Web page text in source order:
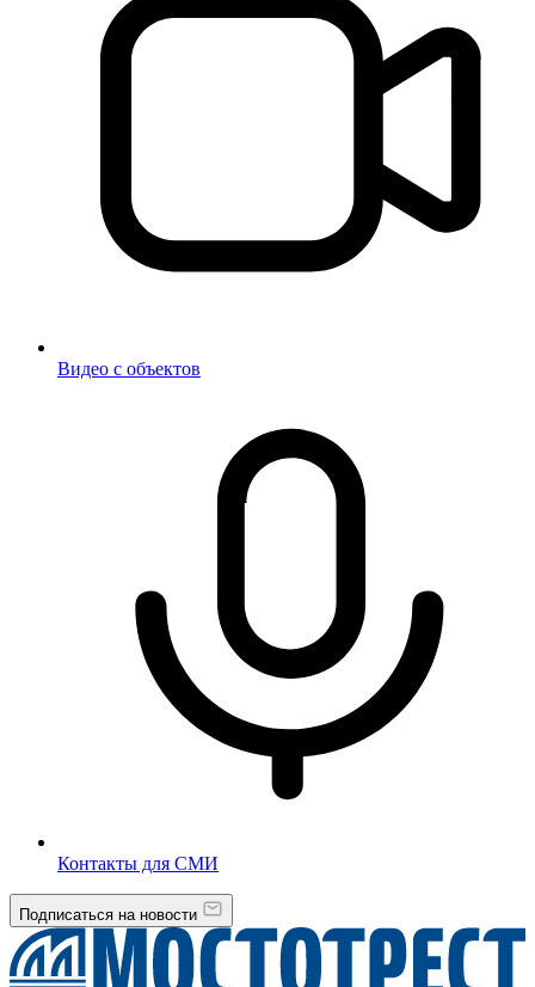
Видео с объектов
Контакты для СМИ
Подписаться на новости